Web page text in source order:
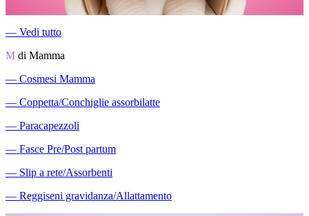
― Vedi tutto
M di Mamma
― Cosmesi Mamma
― Coppetta/Conchiglie assorbilatte
― Paracapezzoli
― Fasce Pre/Post partum
― Slip a rete/Assorbenti
― Reggiseni gravidanza/Allattamento